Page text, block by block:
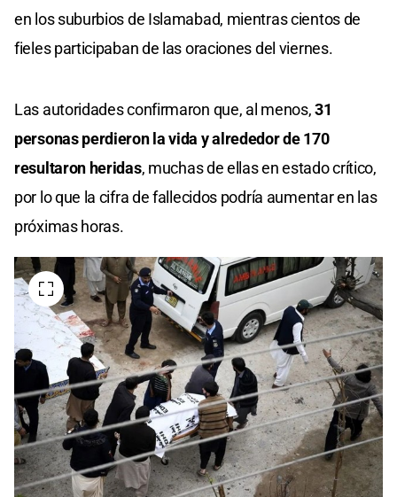
en los suburbios de Islamabad, mientras cientos de
fieles participaban de las oraciones del viernes.
Las autoridades confirmaron que, al menos,31
personas perdieron la vida y alrededor de 170
resultaron heridas, muchas de ellas en estado crítico,
por lo que la cifra de fallecidos podría aumentar en las
próximas horas.